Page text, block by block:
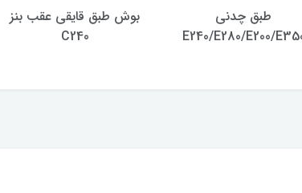
طبق چدنی
E240/E280/E200/
بوش طبق قایقی عقب بنز
C240